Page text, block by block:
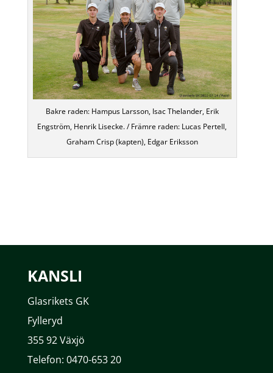
Bakre raden: Hampus Larsson, Isac Thelander, Erik
Engström, Henrik Lisecke. / Främre raden: Lucas Pertell,
Graham Crisp (kapten), Edgar Eriksson
KANSLI
Glasrikets GK
Fylleryd
355 92 Växjö
Telefon: 0470-653 20